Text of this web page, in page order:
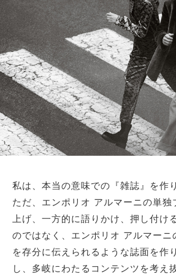
私は、本当の意味での『雑誌』を作
ただ、エンポリオ アルマーニの単独
上げ、一方的に語りかけ、押し付け
のではなく、エンポリオ アルマーニ
を存分に伝えられるような誌面を作
し、多岐にわたるコンテンツを考え